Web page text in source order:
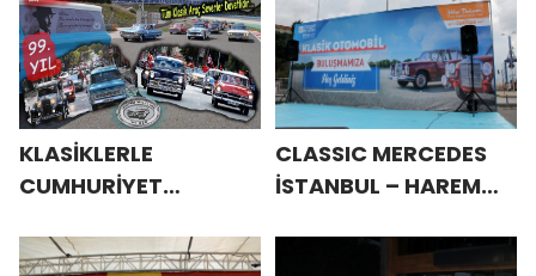
KLASİKLERLE
CUMHURİYET
CLASSIC MERCEDES
İSTANBUL – HAREM